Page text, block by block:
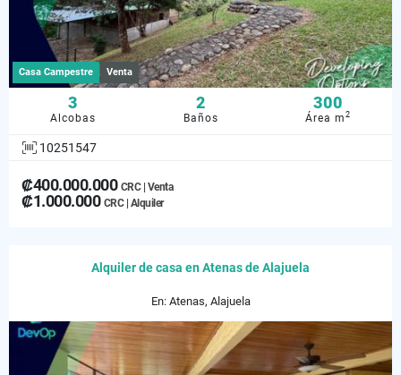
Casa Campestre Venta
3
Alcobas
2
Baños
300
Área m2
10251547
₡400.000.000 CRC | Venta
₡1.000.000 CRC | Alquiler
Alquiler de casa en Atenas de Alajuela
En: Atenas, Alajuela